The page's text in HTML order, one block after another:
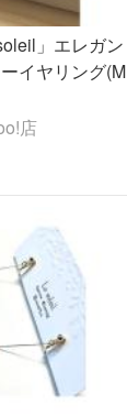
」エレガン
イヤリング(M
店